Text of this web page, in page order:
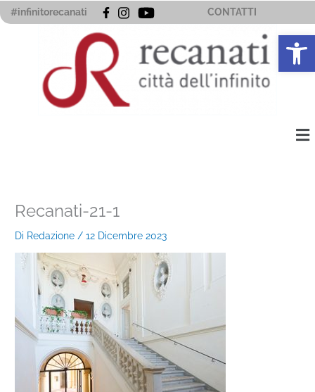
Vai
al
#infinitorecanati CONTATTI
Recanati-21-1
Di Redazione /12 Dicembre 2023
Apri la